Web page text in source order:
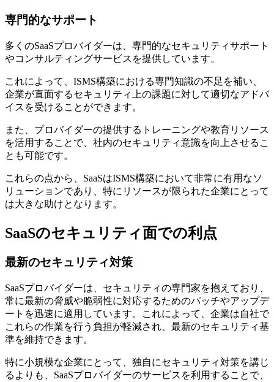
専門的なサポート
多くのSaaSプロバイダーは、専門的なセキュリティサポート
やコンサルティングサービスを提供しています。
これによって、ISMS構築における専門知識の不足を補い、
企業が直面するセキュリティ上の課題に対して適切なアドバ
イスを受けることができます。
また、プロバイダーの提供するトレーニングや教育リソース
を活用することで、社内のセキュリティ意識を向上させるこ
とも可能です。
これらの点から、SaaSはISMS構築において非常に有用なソ
リューションであり、特にリソースが限られた企業にとって
は大きな助けとなります。
SaaSのセキュリティ面での利点
最新のセキュリティ対策
SaaSプロバイダーは、セキュリティの専門家を抱えており、
常に最新の脅威や脆弱性に対応するためのパッチやアップデ
ートを迅速に適用しています。これによって、企業は自社で
これらの作業を行う負担が軽減され、最新のセキュリティ基
準を維持できます。
特に小規模な企業にとって、独自にセキュリティ対策を講じ
るよりも、SaaSプロバイダーのサービスを利用することで、